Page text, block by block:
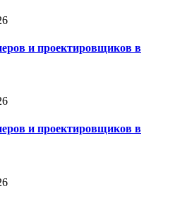
и проектировщиков в
и проектировщиков в